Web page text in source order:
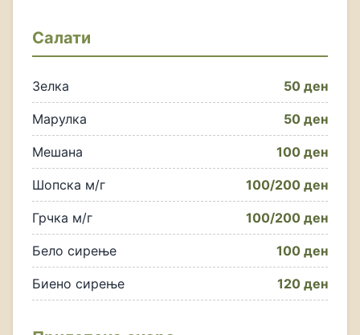
Салати
Зелка 50 ден
Марулка 50 ден
Мешана 100 ден
Шопска м/г 100/200 ден
Грчка м/г 100/200 ден
Бело сирење 100 ден
Биено сирење 120 ден